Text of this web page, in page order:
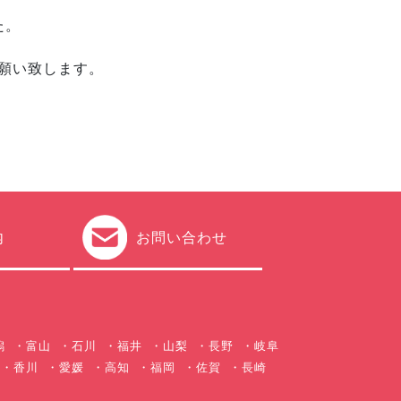
致します。
お問い合わせ
富山 石川 福井 山梨 長野
岐阜
香川
愛媛 高知 福岡 佐賀 長崎